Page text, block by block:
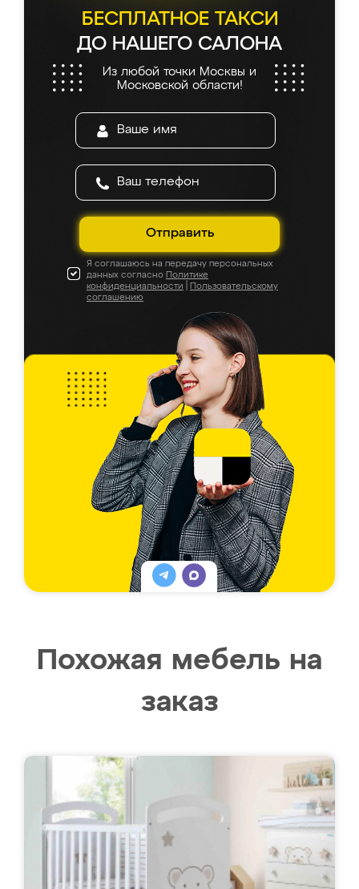
БЕСПЛАТНОЕ ТАКСИ
ДО НАШЕГО САЛОНА
Из любой точки Москвы и
Московской области!
Отправить
Я соглашаюсь на передачу персональных
данных согласно Политике
конфиденциальности
Пользовательскому
соглашению
Похожая мебель на
заказ